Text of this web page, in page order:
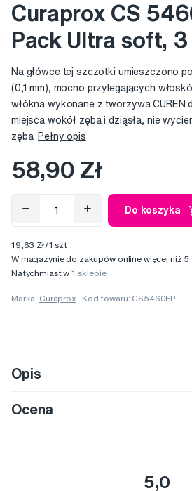
Curaprox CS
Pack Ultra soft,
Na główce tej szczotki umieszczono
(0,1 mm), mocno przylegających
włókna wykonane z tworzywa CUREN
miejsca wokół zęba i dziąsła, nie
zęba. Pełny opis
58,90 Zł
Do koszyka
19,63 Zł/1 szt
W magazynie do zakupów online więcej niż 5
Natychmiast w1 sklepie
Marka: Curaprox Kod towaru: CS5460FP
Opis
Ocena
5,0